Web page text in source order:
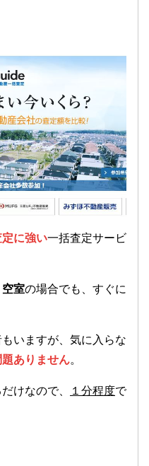
に強い一括査定サービ
空室の場合でも、すぐに
いますが、気に入らな
ありません。
けなので、 １分程度で